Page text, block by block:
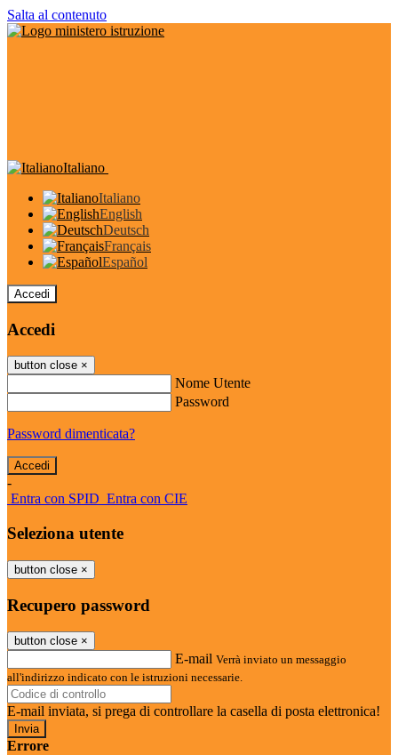
Salta al contenuto
Italiano
Italiano
English
Deutsch
Français
Español
Accedi
Accedi
button close ×
Nome Utente
Password
Password dimenticata?
-
Entra con SPID Entra con CIE
Seleziona utente
button close ×
Recupero password
button close ×
E-mail Verrà inviato un messaggio
all'indirizzo indicato con le istruzioni necessarie.
E-mail inviata, si prega di controllare la casella di posta elettronica!
Errore